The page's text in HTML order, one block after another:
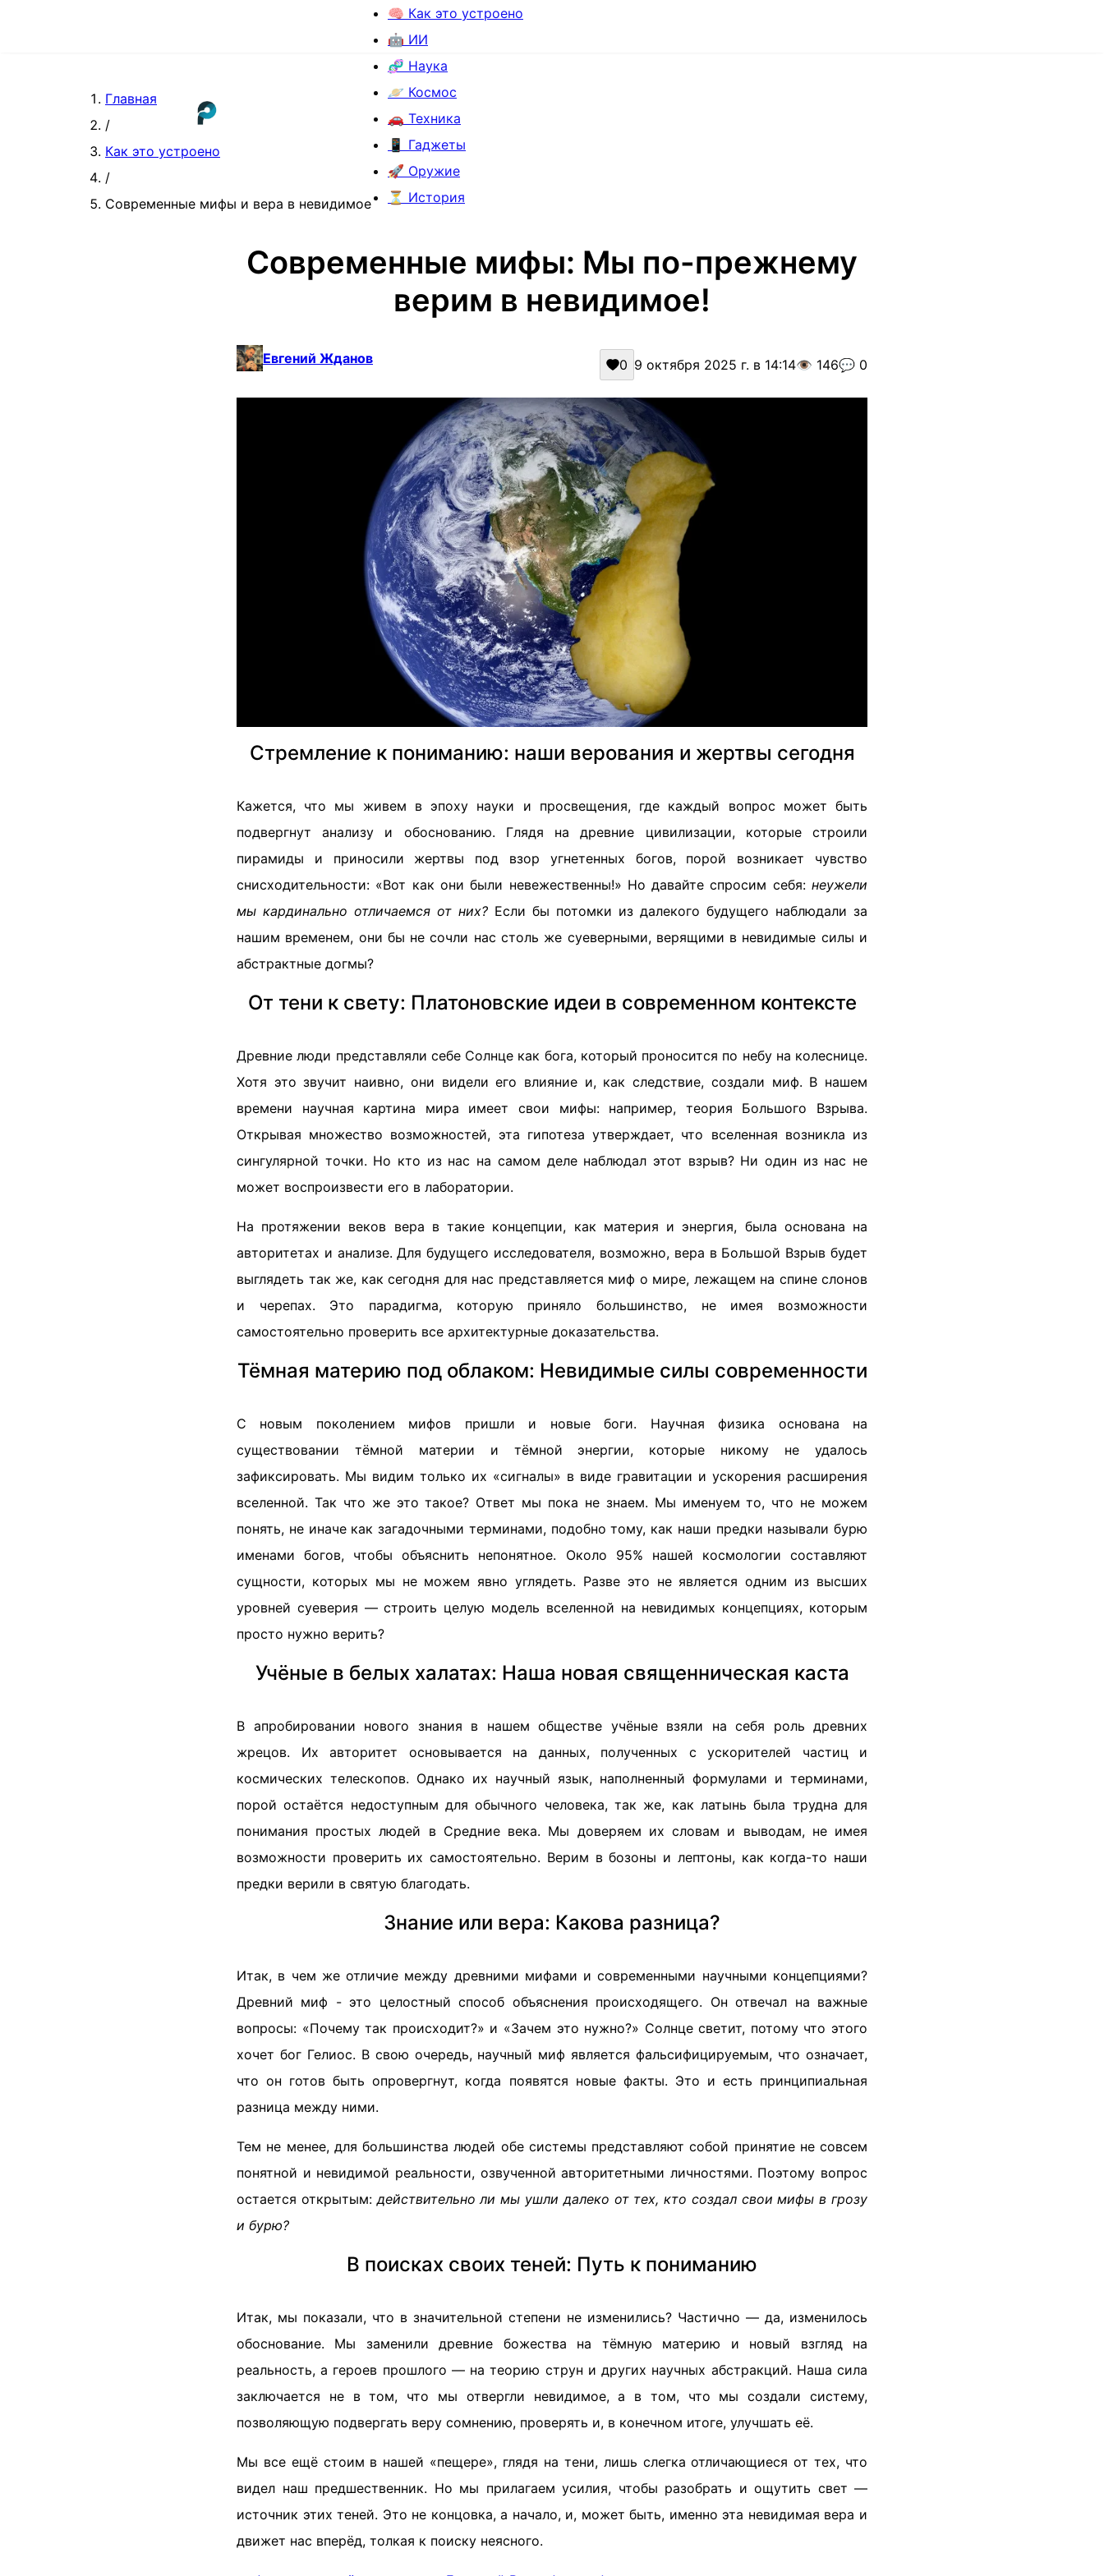
🧠 Как это устроено
🤖 ИИ
🧬 Наука
🪐 Космос
🚗 Техника
📱 Гаджеты
🚀 Оружие
⏳ История
Главная
/
Как это устроено
/
Современные мифы и вера в невидимое
Современные мифы: Мы по-прежнему
верим в невидимое!
Евгений Жданов 0 9 октября 2025 г. в 14:14👁️ 146💬 0
Стремление к пониманию: наши верования и жертвы сегодня
Кажется, что мы живем в эпоху науки и просвещения, где каждый вопрос может быть
подвергнут анализу и обоснованию. Глядя на древние цивилизации, которые строили
пирамиды и приносили жертвы под взор угнетенных богов, порой возникает чувство
снисходительности: «Вот как они были невежественны!» Но давайте спросим себя: неужели
мы кардинально отличаемся от них? Если бы потомки из далекого будущего наблюдали за
нашим временем, они бы не сочли нас столь же суеверными, верящими в невидимые силы и
абстрактные догмы?
От тени к свету: Платоновские идеи в современном контексте
Древние люди представляли себе Солнце как бога, который проносится по небу на колеснице.
Хотя это звучит наивно, они видели его влияние и, как следствие, создали миф. В нашем
времени научная картина мира имеет свои мифы: например, теория Большого Взрыва.
Открывая множество возможностей, эта гипотеза утверждает, что вселенная возникла из
сингулярной точки. Но кто из нас на самом деле наблюдал этот взрыв? Ни один из нас не
может воспроизвести его в лаборатории.
На протяжении веков вера в такие концепции, как материя и энергия, была основана на
авторитетах и анализе. Для будущего исследователя, возможно, вера в Большой Взрыв будет
выглядеть так же, как сегодня для нас представляется миф о мире, лежащем на спине слонов
и черепах. Это парадигма, которую приняло большинство, не имея возможности
самостоятельно проверить все архитектурные доказательства.
Тёмная материю под облаком: Невидимые силы современности
С новым поколением мифов пришли и новые боги. Научная физика основана на
существовании тёмной материи и тёмной энергии, которые никому не удалось
зафиксировать. Мы видим только их «сигналы» в виде гравитации и ускорения расширения
вселенной. Так что же это такое? Ответ мы пока не знаем. Мы именуем то, что не можем
понять, не иначе как загадочными терминами, подобно тому, как наши предки называли бурю
именами богов, чтобы объяснить непонятное. Около 95% нашей космологии составляют
сущности, которых мы не можем явно углядеть. Разве это не является одним из высших
уровней суеверия — строить целую модель вселенной на невидимых концепциях, которым
просто нужно верить?
Учёные в белых халатах: Наша новая священническая каста
В апробировании нового знания в нашем обществе учёные взяли на себя роль древних
жрецов. Их авторитет основывается на данных, полученных с ускорителей частиц и
космических телескопов. Однако их научный язык, наполненный формулами и терминами,
порой остаётся недоступным для обычного человека, так же, как латынь была трудна для
понимания простых людей в Средние века. Мы доверяем их словам и выводам, не имея
возможности проверить их самостоятельно. Верим в бозоны и лептоны, как когда-то наши
предки верили в святую благодать.
Знание или вера: Какова разница?
Итак, в чем же отличие между древними мифами и современными научными концепциями?
Древний миф - это целостный способ объяснения происходящего. Он отвечал на важные
вопросы: «Почему так происходит?» и «Зачем это нужно?» Солнце светит, потому что этого
хочет бог Гелиос. В свою очередь, научный миф является фальсифицируемым, что означает,
что он готов быть опровергнут, когда появятся новые факты. Это и есть принципиальная
разница между ними.
Тем не менее, для большинства людей обе системы представляют собой принятие не совсем
понятной и невидимой реальности, озвученной авторитетными личностями. Поэтому вопрос
остается открытым: действительно ли мы ушли далеко от тех, кто создал свои мифы в грозу
и бурю?
В поисках своих теней: Путь к пониманию
Итак, мы показали, что в значительной степени не изменились? Частично — да, изменилось
обоснование. Мы заменили древние божества на тёмную материю и новый взгляд на
реальность, а героев прошлого — на теорию струн и других научных абстракций. Наша сила
заключается не в том, что мы отвергли невидимое, а в том, что мы создали систему,
позволяющую подвергать веру сомнению, проверять и, в конечном итоге, улучшать её.
Мы все ещё стоим в нашей «пещере», глядя на тени, лишь слегка отличающиеся от тех, что
видел наш предшественник. Но мы прилагаем усилия, чтобы разобрать и ощутить свет —
источник этих теней. Это не концовка, а начало, и, может быть, именно эта невидимая вера и
движет нас вперёд, толкая к поиску неясного.